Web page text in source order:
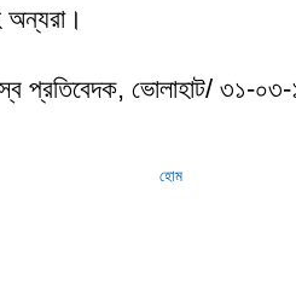
অন্যরা।
প্রতিবেদক, ভোলাহাট/ ৩১-
হোম